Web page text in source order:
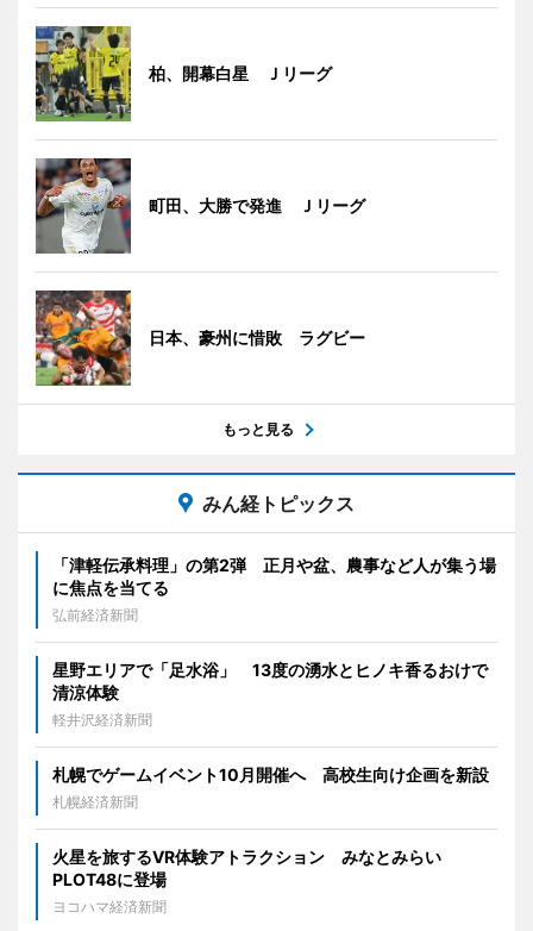
柏、開幕白星 Ｊリーグ
町田、大勝で発進 Ｊリーグ
日本、豪州に惜敗 ラグビー
もっと見る
みん経トピックス
「津軽伝承料理」の第2弾 正月や盆、農事など人が集う場
に焦点を当てる
弘前経済新聞
星野エリアで「足水浴」 13度の湧水とヒノキ香るおけで
清涼体験
軽井沢経済新聞
札幌でゲームイベント10月開催へ 高校生向け企画を新設
札幌経済新聞
火星を旅するVR体験アトラクション みなとみらい
PLOT48に登場
ヨコハマ経済新聞